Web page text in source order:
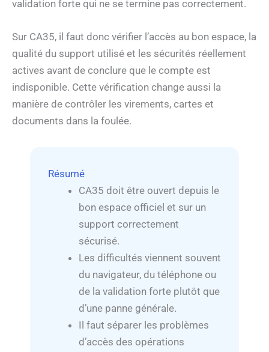
validation forte qui ne se termine pas correctement.
Sur CA35, il faut donc vérifier l’accès au bon espace, la
qualité du support utilisé et les sécurités réellement
actives avant de conclure que le compte est
indisponible. Cette vérification change aussi la
manière de contrôler les virements, cartes et
documents dans la foulée.
Résumé
CA35 doit être ouvert depuis le
bon espace officiel et sur un
support correctement
sécurisé.
Les difficultés viennent souvent
du navigateur, du téléphone ou
de la validation forte plutôt que
d’une panne générale.
Il faut séparer les problèmes
d’accès des opérations